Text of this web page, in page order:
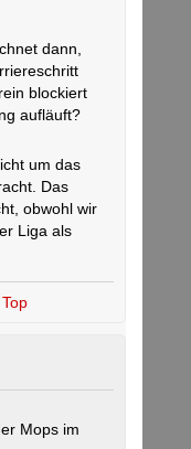
dann,
blockiert
aufläuft?
um das
Das
obwohl wir
Liga als
Mops im